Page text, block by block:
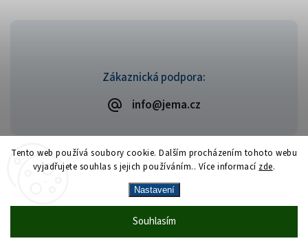
Tento web používá soubory cookie. Dalším procházením tohoto webu
vyjadřujete souhlas s jejich používáním.. Více informací zde.
Nastavení
Souhlasím
Vrácení zboží zdarma— celý srpen bez
Zákaznická podpora:
info@jema.cz
Copyright 2026JEMA.cz. Všechna práva vyhrazena.
VytvořilShoptet| Design